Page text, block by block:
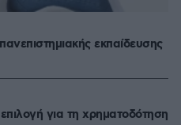
εκπαίδευσης
για τη χρηματοδότηση